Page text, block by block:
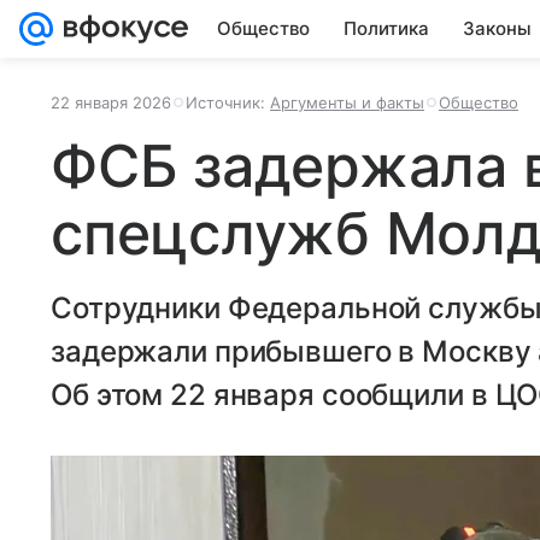
Общество Политика Законы
22 января 2026 Источник: Аргументы и факты Общество
ФСБ задержала
спецслужб
Сотрудники Федеральной
задержали прибывшего в
Об этом 22 января сообщили в